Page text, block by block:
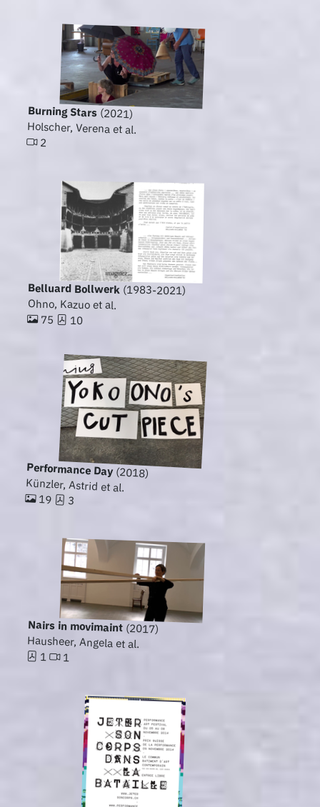
Burning Stars(2021)
Holscher, Verena et al.
2
Belluard Bollwerk (1983-2021)
Ohno, Kazuo et al.
75 10
Performance Day(2018)
Künzler, Astrid et al.
19 3
Nairs in movimaint(2017)
Hausheer, Angela et al.
1 1